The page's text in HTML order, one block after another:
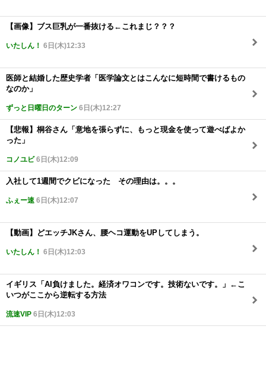
【画像】ブス巨乳が一番抜ける←これまじ？？？
いたしん！ 6日(木)12:33
医師と結婚した歴史学者「医学論文とはこんなに短時間で書けるもの
なのか」
ずっと日曜日のターン 6日(木)12:27
【悲報】桐谷さん「意地を張らずに、もっと現金を使って遊べばよか
った」
コノユビ6日(木)12:09
入社して1週間でクビになった その理由は。。。
ふぇー速 6日(木)12:07
【動画】どエッチJKさん、腰ヘコ運動をUPしてしまう。
いたしん！ 6日(木)12:03
イギリス「AI負けました。経済オワコンです。技術ないです。」←こ
いつがここから逆転する方法
流速VIP 6日(木)12:03